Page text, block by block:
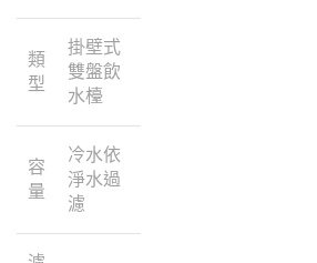
類
型
掛壁式
雙盤飲
水檯
容
量
冷水依
淨水過
濾